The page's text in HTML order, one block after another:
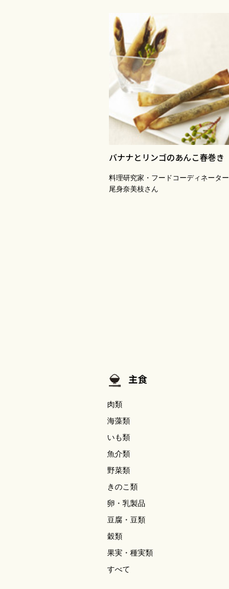
バナナとリンゴのあんこ春巻き
料理研究家・フードコーディネーター
尾身奈美枝さん
主食
肉類
海藻類
いも類
魚介類
野菜類
きのこ類
卵・乳製品
豆腐・豆類
穀類
果実・種実類
すべて